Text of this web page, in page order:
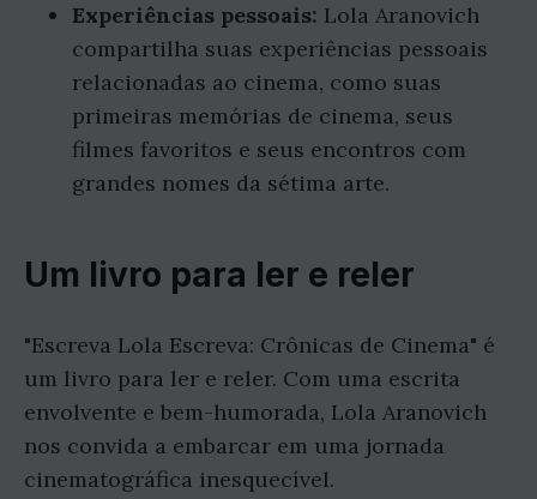
Experiências pessoais: Lola Aranovich
compartilha suas experiências pessoais
relacionadas ao cinema, como suas
primeiras memórias de cinema, seus
filmes favoritos e seus encontros com
grandes nomes da sétima arte.
Um livro para ler e reler
"Escreva Lola Escreva: Crônicas de Cinema" é
um livro para ler e reler. Com uma escrita
envolvente e bem-humorada, Lola Aranovich
nos convida a embarcar em uma jornada
cinematográfica inesquecível.